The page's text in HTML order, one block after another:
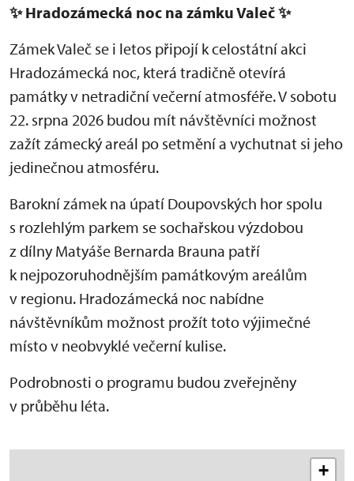
✨Hradozámecká noc na zámku Valeč✨
Zámek Valeč se i letos připojí k celostátní akci
Hradozámecká noc, která tradičně otevírá
památky v netradiční večerní atmosféře. V sobotu
22. srpna 2026 budou mít návštěvníci možnost
zažít zámecký areál po setmění a vychutnat si jeho
jedinečnou atmosféru.
Barokní zámek na úpatí Doupovských hor spolu
s rozlehlým parkem se sochařskou výzdobou
z dílny Matyáše Bernarda Brauna patří
k nejpozoruhodnějším památkovým areálům
v regionu. Hradozámecká noc nabídne
návštěvníkům možnost prožít toto výjimečné
místo v neobvyklé večerní kulise.
Podrobnosti o programu budou zveřejněny
v průběhu léta.
+